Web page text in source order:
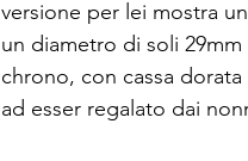
versione per lei mostra
un diametro di soli 29mm
chrono, con cassa
ad esser regalato dai